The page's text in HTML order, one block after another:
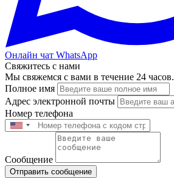
Онлайн чат WhatsApp
Свяжитесь с нами
Мы свяжемся с вами в течение 24 часов.
Полное имя
Адрес электронной почты
Номер телефона
Сообщение
Отправить сообщение